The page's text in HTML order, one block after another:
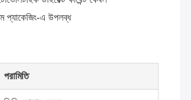
প্যাকেজিং-এ উপলব্ধ
পরামিতি